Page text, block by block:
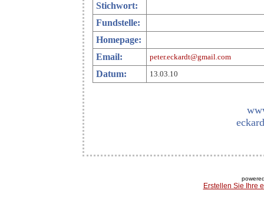
Stichwort:
Fundstelle:
Homepage:
Email:
peter.eckardt@gmail.com
Datum: 13.03.10
Erstellen Sie Ihre